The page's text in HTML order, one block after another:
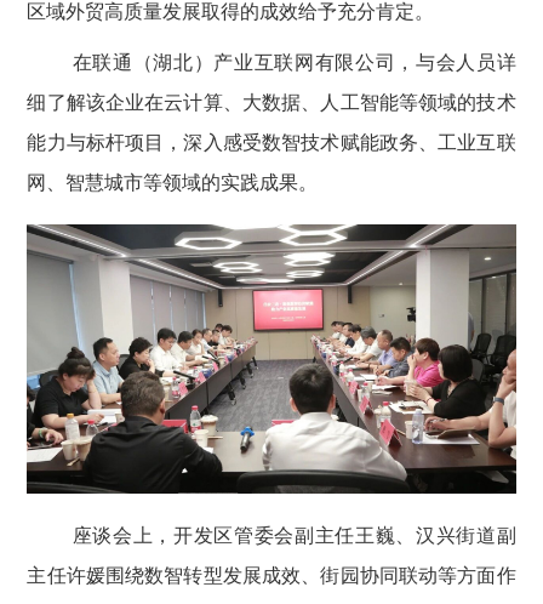
区域外贸高质量发展取得的成效给予充分肯定。
在联通（湖北）产业互联网有限公司，与会人员详
细了解该企业在云计算、大数据、人工智能等领域的技术
能力与标杆项目，深入感受数智技术赋能政务、工业互联
网、智慧城市等领域的实践成果。
座谈会上，开发区管委会副主任王巍、汉兴街道副
主任许媛围绕数智转型发展成效、街园协同联动等方面作